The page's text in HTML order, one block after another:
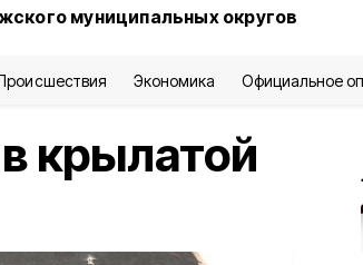
муниципальных округов
Экономика Официальное
крылатой